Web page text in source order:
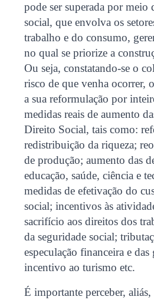
pode ser superada por meio
social, que envolva os
trabalho e do consumo,
no qual se priorize a
Ou seja, constatando-se o
risco de que venha ocorrer,
a sua reformulação por
medidas reais de aumento
Direito Social, tais como:
redistribuição da riqueza;
de produção; aumento das
educação, saúde, ciência e
medidas de efetivação do
social; incentivos às
sacrifício aos direitos dos
da seguridade social;
especulação financeira e
incentivo ao turismo etc.
É importante perceber, aliás,